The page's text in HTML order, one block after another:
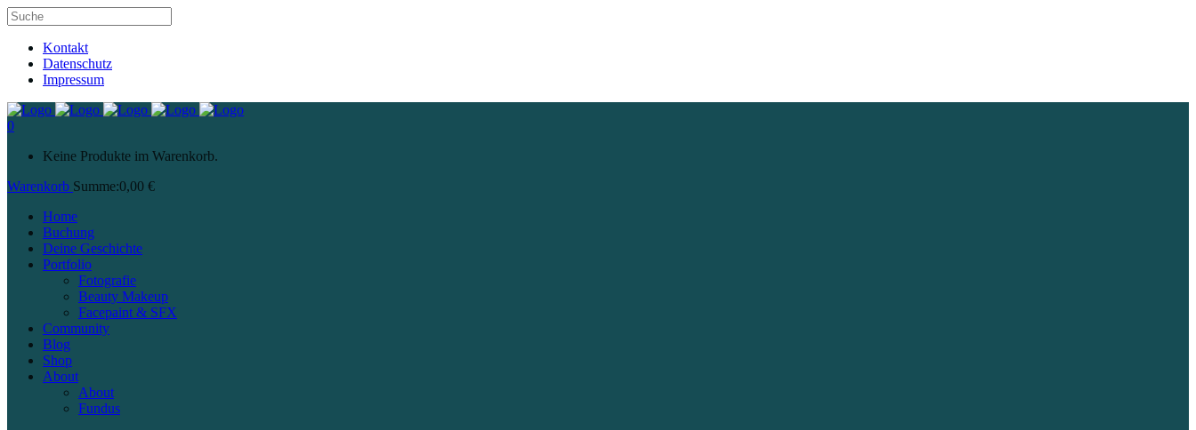
Kontakt
Datenschutz
Impressum
0
Keine Produkte im Warenkorb.
Warenkorb Summe:0,00 €
Home
Buchung
Deine Geschichte
Portfolio
Fotografie
Beauty Makeup
Facepaint & SFX
Community
Blog
Shop
About
About
Fundus